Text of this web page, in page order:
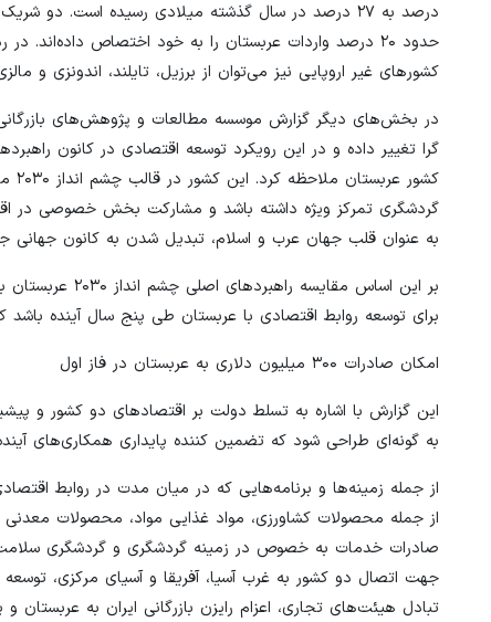
درصد به ۲۷ درصد در سال گذشته میلادی رسیده است.
کشورهای غیر اروپایی نیز می‌توان از برزیل، تایلند، اندونزی و مالزی با سهم‌های حدود یک تا ۱.۵
در بخش‌های دیگر گزارش موسسه مطالعات و پژوهش‌های بازرگانی
گردشگری تمرکز ویژه داشته باشد و مشارکت بخش خصوصی در
به عنوان قلب جهان عرب و اسلام، تبدیل شدن به کانون جهانی
بر این اساس
برای توسعه روابط اقتصادی با عربستان طی پنج سال آینده
امکان صادرات ۳۰۰ میلیون دلاری به عربستان در فاز اول
این گزارش با اشاره به تسلط دولت بر اقتصادهای دو کشور و
به‌ گونه‌ای طراحی شود که تضمین کننده پایداری همکاری‌های
از جمله زمینه‌ها و برنامه‌هایی که در میان مدت در روابط
صادرات خدمات به خصوص در زمینه گردشگری و گردشگری
جهت اتصال دو کشور به غرب آسیا، آفریقا و آسیای مرکزی،
تبادل هیئت‌های تجاری، اعزام رایزن بازرگانی ایران به